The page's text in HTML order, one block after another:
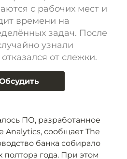
с рабочих мест и
времени на
задач. После
узнали
от слежки.
ПО, разработанное
Analytics, сообщает The
банка собирало
года. При этом